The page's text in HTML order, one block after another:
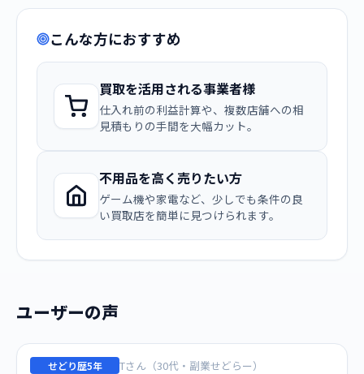
こんな方におすすめ
買取を活用される事業者様
仕入れ前の利益計算や、複数店舗への相
見積もりの手間を大幅カット。
不用品を高く売りたい方
ゲーム機や家電など、少しでも条件の良
い買取店を簡単に見つけられます。
ユーザーの声
せどり歴5年 Tさん（30代・副業せどらー）